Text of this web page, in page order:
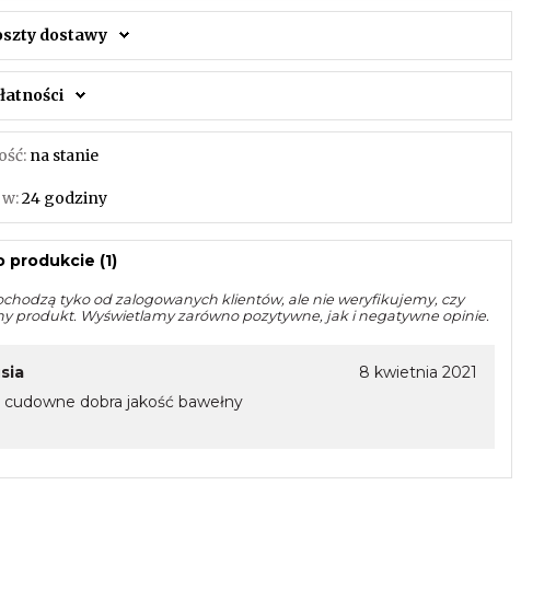
dostawy
na stanie
24 godziny
produkcie (1)
tyko od zalogowanych klientów, ale nie weryfikujemy, czy
produkt. Wyświetlamy zarówno pozytywne, jak i negatywne opinie.
8 kwietnia 2021
dobra jakość bawełny